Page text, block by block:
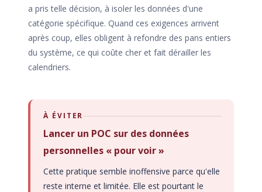
a pris telle décision, à isoler les données d'une
catégorie spécifique. Quand ces exigences arrivent
après coup, elles obligent à refondre des pans entiers
du système, ce qui coûte cher et fait dérailler les
calendriers.
À ÉVITER
Lancer un POC sur des données
personnelles « pour voir »
Cette pratique semble inoffensive parce qu'elle
reste interne et limitée. Elle est pourtant le